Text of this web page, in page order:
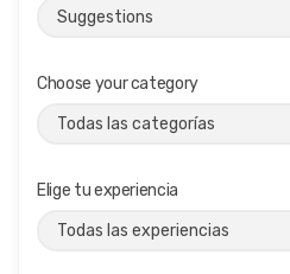
Choose your category
Elige tu experiencia